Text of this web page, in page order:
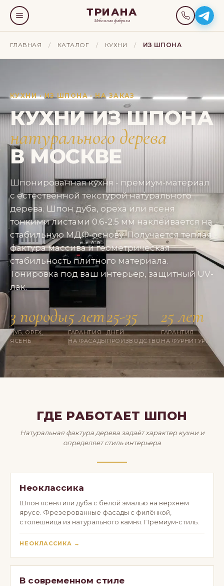
ТРИАНА
Мебельная фабрика
ГЛАВНАЯ / КАТАЛОГ / КУХНИ / ИЗ ШПОНА
КУХНИ · ИЗ ШПОНА · НА ЗАКАЗ
КУХНИ ИЗ ШПОНА
натурального дерева
В МОСКВЕ
Шпонированная кухня - премиум-материал
с естественной текстурой натурального
дерева. Шпон дуба, ореха или ясеня
тонкими листами 0.6-2.5 мм наклеивается на
стабильную МДФ-основу. Получается тёплая
фактура массива и геометрическая
стабильность плитного материала.
Тонировка под ваш интерьер, защитный UV-
лак.
3 породы
ДУБ, ОРЕХ,
ЯСЕНЬ
5 лет
ГАРАНТИЯ
НА ФАСАДЫ
25-35
ДНЕЙ
ПРОИЗВОДСТВО
25 лет
ГАРАНТИЯ
НА ФУРНИТУРУ
ГДЕ РАБОТАЕТ ШПОН
Натуральная фактура дерева задаёт характер кухни и
определяет стиль интерьера
Неоклассика
Шпон ясеня или дуба с белой эмалью на верхнем
ярусе. Фрезерованные фасады с филёнкой,
столешница из натурального камня. Премиум-стиль.
НЕОКЛАССИКА →
В современном стиле